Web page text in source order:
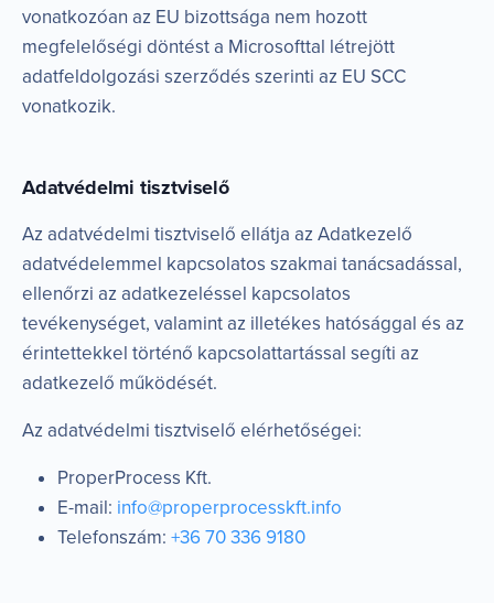
vonatkozóan az EU bizottsága nem hozott
megfelelőségi döntést a Microsofttal létrejött
adatfeldolgozási szerződés szerinti az EU SCC
vonatkozik.
Adatvédelmi tisztviselő
Az adatvédelmi tisztviselő ellátja az Adatkezelő
adatvédelemmel kapcsolatos szakmai tanácsadással,
ellenőrzi az adatkezeléssel kapcsolatos
tevékenységet, valamint az illetékes hatósággal és az
érintettekkel történő kapcsolattartással segíti az
adatkezelő működését.
Az adatvédelmi tisztviselő elérhetőségei:
ProperProcess Kft.
E-mail: info@properprocesskft.info
Telefonszám: +36 70 336 9180